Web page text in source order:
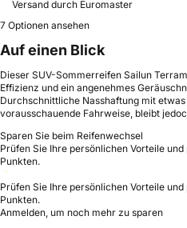
Versand durch Euromaster
7 Optionen ansehen
Auf einen Blick
Dieser SUV-Sommerreifen Sailun
Effizienz und ein angenehmes
Durchschnittliche Nasshaftung mit
vorausschauende Fahrweise, bleibt
Sparen Sie beim Reifenwechsel
Prüfen Sie Ihre persönlichen Vorteile
Punkten.
Prüfen Sie Ihre persönlichen Vorteile
Punkten.
Anmelden, um noch mehr zu sparen